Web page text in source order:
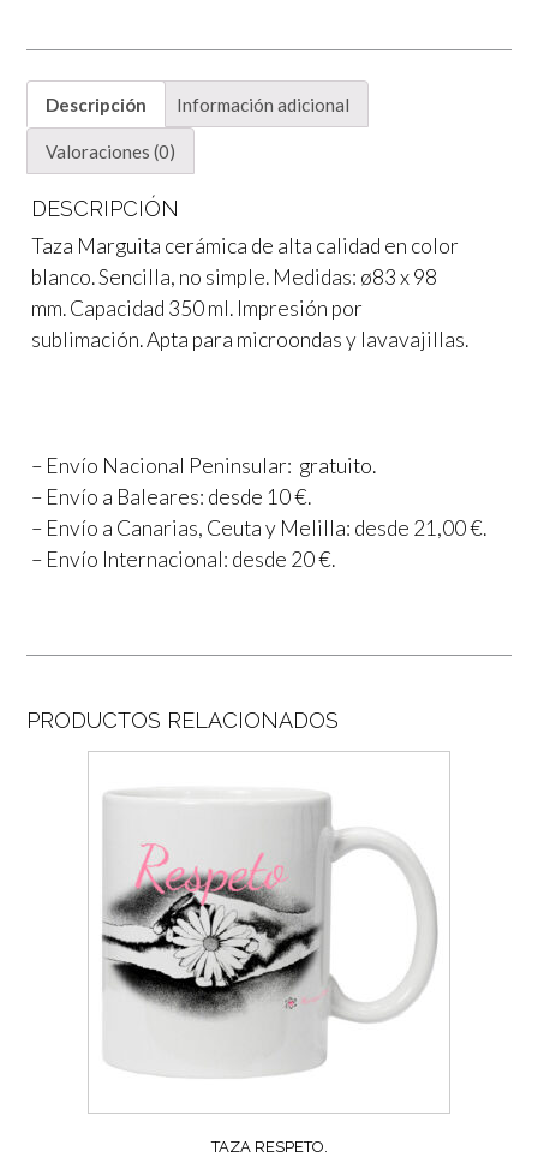
Descripción Información adicional
Valoraciones (0)
DESCRIPCIÓN
Taza Marguita cerámica de alta calidad en color
blanco. Sencilla, no simple. Medidas: ø83 x 98
mm. Capacidad 350 ml. Impresión por
sublimación. Apta para microondas y lavavajillas.
– Envío Nacional Peninsular: gratuito.
– Envío a Baleares: desde 10 €.
– Envío a Canarias, Ceuta y Melilla: desde 21,00 €.
– Envío Internacional: desde 20 €.
PRODUCTOS RELACIONADOS
TAZA RESPETO.